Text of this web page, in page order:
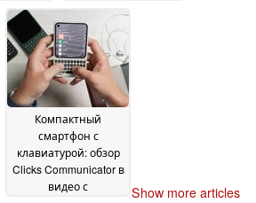
с
новой
July 2026
Sony RX10 V с 25-
кратным зумом
2026
Компактный
смартфон с
клавиатурой: обзор
Clicks Communicator в
видео с
Show more articles